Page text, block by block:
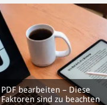
PDF bearbeiten – Diese
Faktoren sind zu beachten